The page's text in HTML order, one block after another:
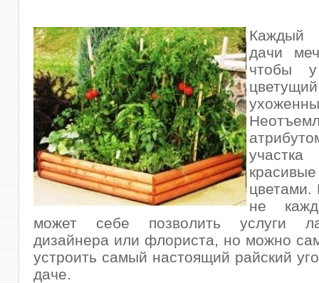
дачи
чтобы
не
может себе позволить услуги
дизайнера или флориста, но можно
устроить самый настоящий райский
даче.